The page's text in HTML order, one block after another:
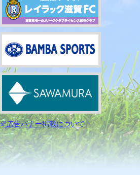
※広告バナー掲載について